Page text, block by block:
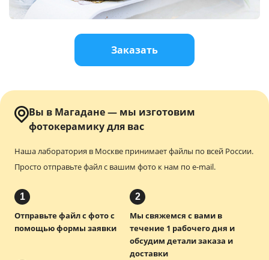
Услуги и сервис
Заказать
Вы в Магадане — мы изготовим
фотокерамику для вас
Наша лаборатория в Москве принимает файлы по всей России.
Просто отправьте файл с вашим фото к нам по e-mail.
1
Отправьте файл с фото с
помощью формы заявки
2
Мы свяжемся с вами в
течение 1 рабочего дня и
обсудим детали заказа и
доставки